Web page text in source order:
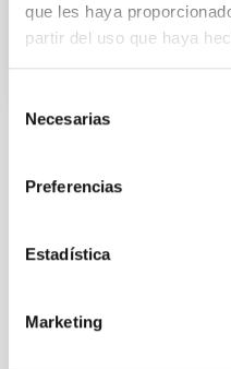
que les haya
partir del uso que haya
Necesarias
Preferencias
Estadística
Marketing
Desde el
estamos